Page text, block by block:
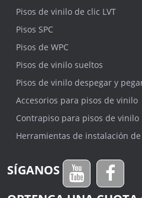
Pisos de vinilo de clic LVT
Pisos SPC
Pisos de WPC
Pisos de vinilo sueltos
Pisos de vinilo despegar y
Accesorios para pisos de vinilo
Contrapiso para pisos de vinilo
Herramientas de instalación
SÍGANOS